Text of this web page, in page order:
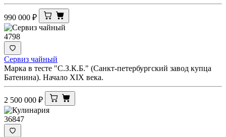
990 000 ₽
4798
Сервиз чайный
Марка в тесте "С.З.К.Б." (Санкт-петербургский завод купца
Батенина). Начало XIX века.
2 500 000 ₽
36847